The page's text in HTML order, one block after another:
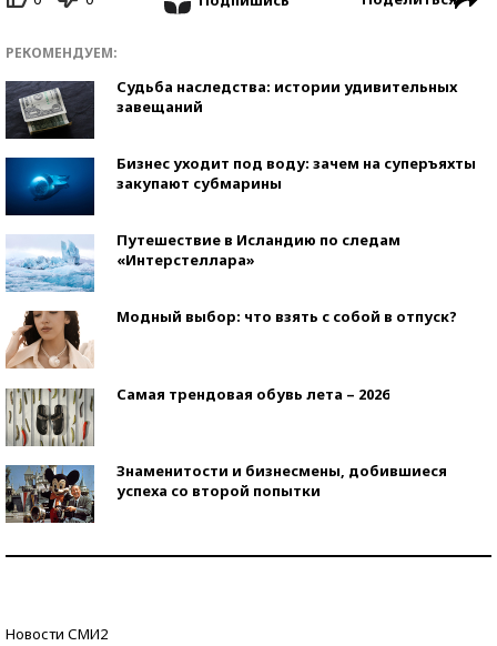
РЕКОМЕНДУЕМ:
Судьба наследства: истории удивительных
завещаний
Бизнес уходит под воду: зачем на суперъяхты
закупают субмарины
Путешествие в Исландию по следам
«Интерстеллара»
Модный выбор: что взять с собой в отпуск?
Самая трендовая обувь лета – 2026
Знаменитости и бизнесмены, добившиеся
успеха со второй попытки
Новости СМИ2